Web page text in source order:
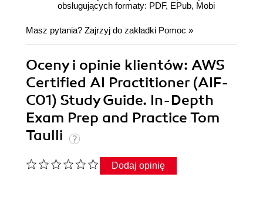
obsługujących formaty: PDF, EPub, Mobi
Masz pytania? Zajrzyj do zakładki Pomoc »
Oceny i opinie klientów: AWS
Certified AI Practitioner (AIF-
C01) Study Guide. In-Depth
Exam Prep and Practice Tom
Taulli
Dodaj opinię